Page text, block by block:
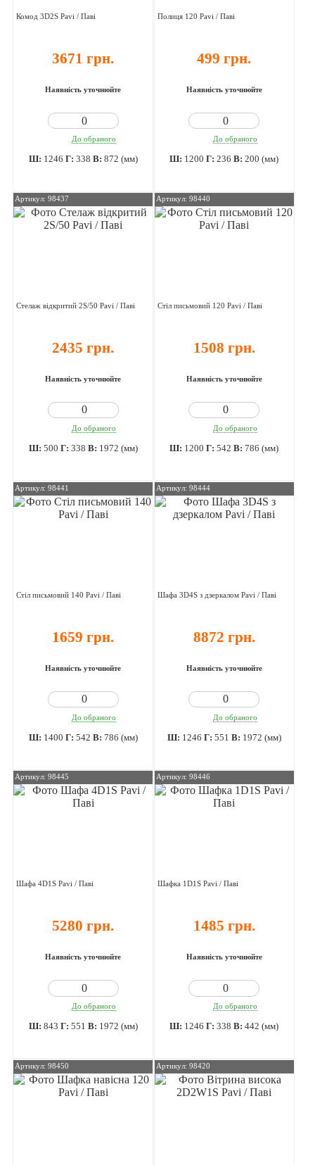
Комод 3D2S Pavi / Паві
3671 грн.
Наявність уточнюйте
До обраного
Ш: 1246 Г: 338 В: 872 (мм)
Полиця 120 Pavi / Паві
499 грн.
Наявність уточнюйте
До обраного
Ш: 1200 Г:236 В:200 (мм)
Артикул: 98437
Стелаж відкритий 2S/50 Pavi / Паві
2435 грн.
Наявність уточнюйте
До обраного
Ш: 500 Г: 338 В: 1972 (мм)
Артикул: 98440
Стіл письмовий 120 Pavi / Паві
1508 грн.
Наявність уточнюйте
До обраного
Ш: 1200 Г:542 В:786 (мм)
Артикул: 98441
Стіл письмовий 140 Pavi / Паві
1659 грн.
Наявність уточнюйте
До обраного
Ш: 1400 Г: 542 В: 786 (мм)
Артикул: 98444
Шафа 3D4S з дзеркалом Pavi / Паві
8872 грн.
Наявність уточнюйте
До обраного
Ш: 1246 Г: 551 В: 1972 (мм)
Артикул: 98445
Шафа 4D1S Pavi / Паві
5280 грн.
Наявність уточнюйте
До обраного
Ш: 843 Г: 551 В: 1972 (мм)
Артикул: 98446
Шафка 1D1S Pavi / Паві
1485 грн.
Наявність уточнюйте
До обраного
Ш: 1246 Г:338 В:442 (мм)
Артикул: 98450 Артикул: 98420